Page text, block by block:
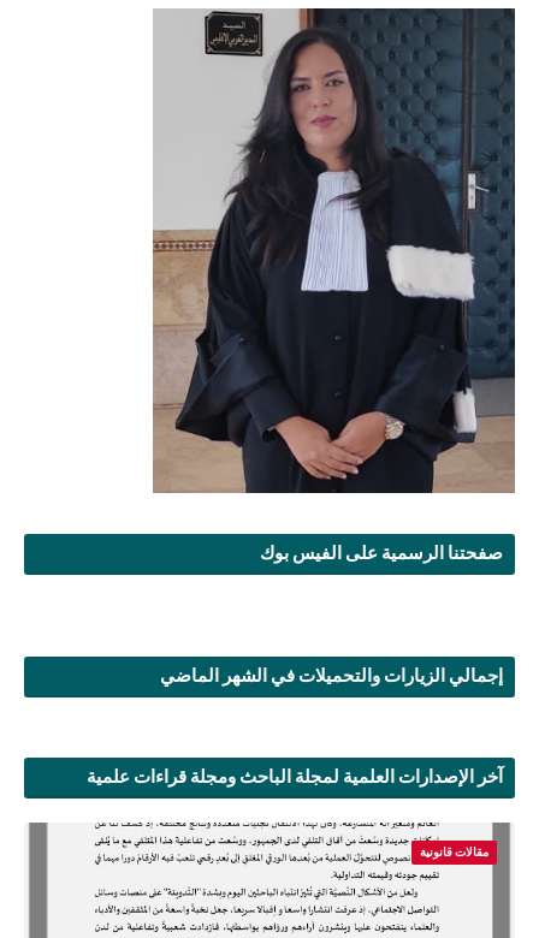
صفحتنا الرسمية على الفيس بوك
إجمالي الزيارات والتحميلات في الشهر الماضي
آخر الإصدارات العلمية لمجلة الباحث ومجلة قراءات علمية
مقالات قانونية